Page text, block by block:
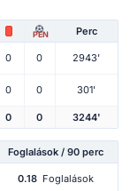
PEN Perc
0 0 2943'
0 0 301'
0 0 3244'
Foglalások / 90 perc
0.18 Foglalások